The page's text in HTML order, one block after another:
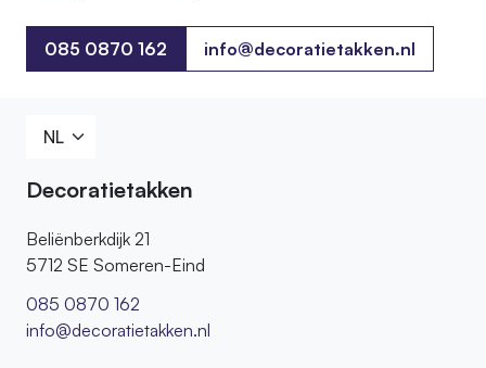
085 0870 162
085 0870 162
info@decoratietakken.nl
Decoratietakken
Beliënberkdijk 21
5712 SE Someren-Eind
085 0870 162
info@decoratietakken.nl